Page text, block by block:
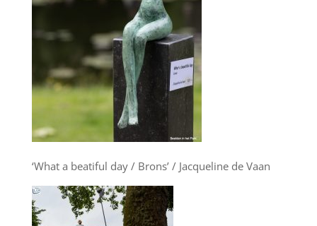
‘What a beatiful day / Brons’ / Jacqueline de Vaan